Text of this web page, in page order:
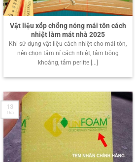
Vật liệu xốp chống nóng mái tôn cách
nhiệt làm mát nhà 2025
Khi sử dụng vật liệu cách nhiệt cho mái tôn,
nên chọn tấm nỉ cách nhiệt, tấm bông
khoáng, tấm perlite [...]
13
Th5